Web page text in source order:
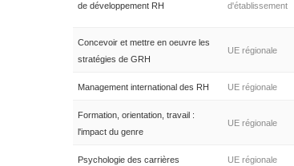
de développement RH
d'établissement
Concevoir et mettre en oeuvre les
stratégies de GRH
UE régionale
Management international des RH UE régionale
Formation, orientation, travail :
l'impact du genre
UE régionale
Psychologie des carrières UE régionale